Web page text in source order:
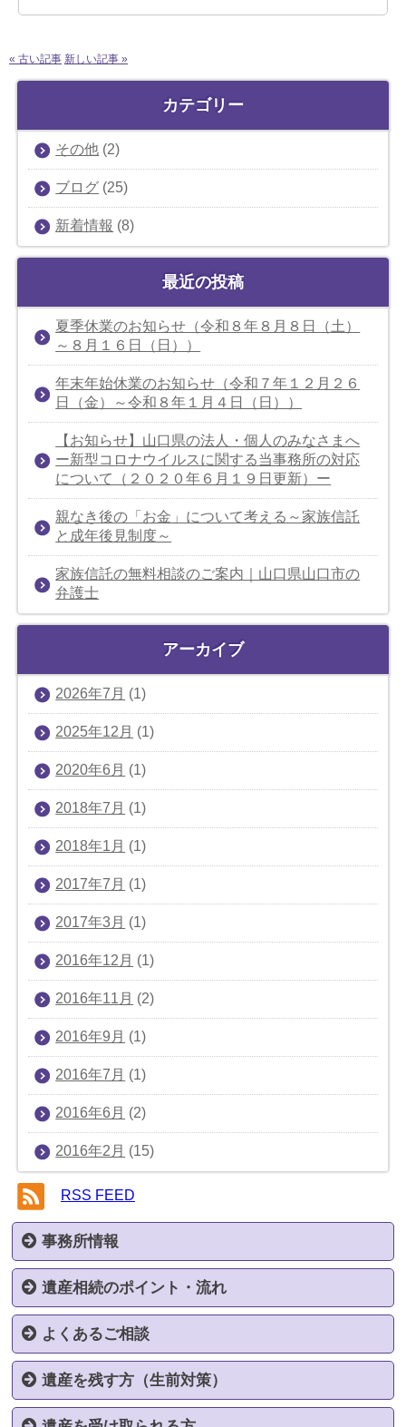
« 古い記事 新しい記事 »
カテゴリー
その他 (2)
ブログ (25)
新着情報 (8)
最近の投稿
夏季休業のお知らせ（令和８年８月８日（土）
～８月１６日（日））
年末年始休業のお知らせ（令和７年１２月２６
日（金）～令和８年１月４日（日））
【お知らせ】山口県の法人・個人のみなさまへ
ー新型コロナウイルスに関する当事務所の対応
について（２０２０年６月１９日更新）ー
親なき後の「お金」について考える～家族信託
と成年後見制度～
家族信託の無料相談のご案内｜山口県山口市の
弁護士
アーカイブ
2026年7月 (1)
2025年12月 (1)
2020年6月 (1)
2018年7月 (1)
2018年1月 (1)
2017年7月 (1)
2017年3月 (1)
2016年12月 (1)
2016年11月 (2)
2016年9月 (1)
2016年7月 (1)
2016年6月 (2)
2016年2月 (15)
RSS FEED
事務所情報
事務所案内
弁護士紹介
料金案内
解決実績
対応エリア
お問い合わせ
個人情報保護方針
サイトマップ
遺産相続のポイント・流れ
遺産相続でお悩みの方へ
遺産相続のポイント
相続手続きの流れ
よくあるご相談
あったはずの遺産がない（使いこみ）
遺言書が複数存在する
遺産を残す方（生前対策）